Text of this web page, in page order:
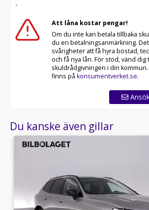
-
Att låna kostar pengar!
Om du inte kan betala tillbaka
du en betalningsanmärkning.
svårigheter att få hyra bostad,
och få nya lån. För stöd, vänd dig
skuldrådgivningen i din
finns på konsumentverket.se.
Du kanske även gillar